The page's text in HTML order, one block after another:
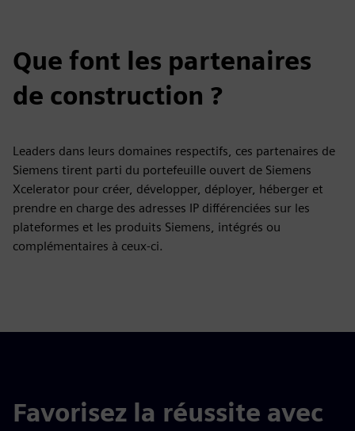
Que font les partenaires
de construction ?
Leaders dans leurs domaines respectifs, ces partenaires de
Siemens tirent parti du portefeuille ouvert de Siemens
Xcelerator pour créer, développer, déployer, héberger et
prendre en charge des adresses IP différenciées sur les
plateformes et les produits Siemens, intégrés ou
complémentaires à ceux-ci.
Favorisez la réussite avec